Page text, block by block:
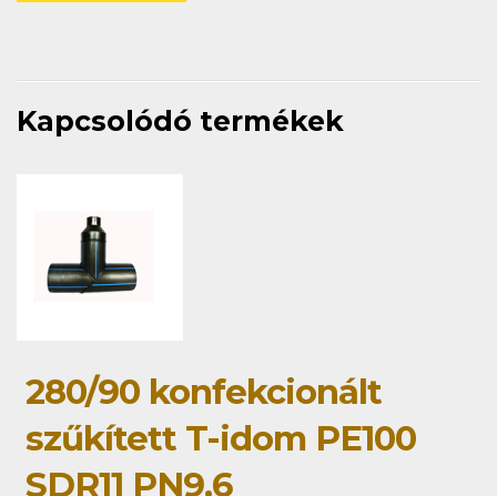
Kapcsolódó termékek
280/90 konfekcionált
szűkített T-idom PE100
SDR11 PN9,6